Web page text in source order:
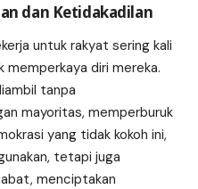
dan Ketidakadilan
untuk rakyat sering kali
memperkaya diri mereka.
tanpa
mayoritas, memperburuk
yang tidak kokoh ini,
tetapi juga
menciptakan